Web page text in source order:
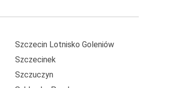
Szczecin Lotnisko Goleniów
Szczecinek
Szczuczyn